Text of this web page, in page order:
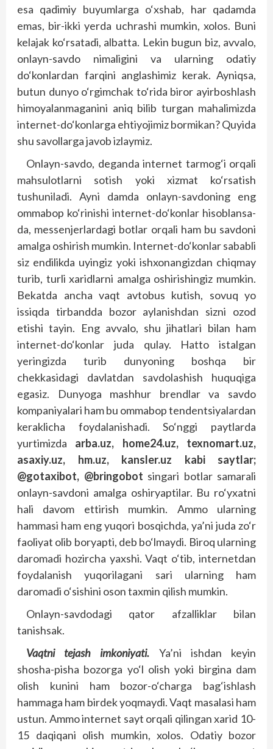
esa qadimiy buyumlarga o‘xshab, har qadamda
emas, bir-ikki yerda uchrashi mumkin, xolos. Buni
kelajak ko‘rsatadi, albatta. Lekin bugun biz, avvalo,
onlayn-savdo nimaligini va ularning odatiy
do‘konlardan farqini anglashimiz kerak. Ayniqsa,
butun dunyo o‘rgimchak to‘rida biror ayirboshlash
himoyalanmaganini aniq bilib turgan mahalimizda
internet-do‘konlarga ehtiyojimiz bormikan? Quyida
shu savollarga javob izlaymiz.
Onlayn-savdo, deganda internet tarmog‘i orqali
mahsulotlarni sotish yoki xizmat ko‘rsatish
tushuniladi. Ayni damda onlayn-savdoning eng
ommabop ko‘rinishi internet-do‘konlar hisoblansa-
da, messenjerlardagi botlar orqali ham bu savdoni
amalga oshirish mumkin. Internet-do‘konlar sababli
siz endilikda uyingiz yoki ishxonangizdan chiqmay
turib, turli xaridlarni amalga oshirishingiz mumkin.
Bekatda ancha vaqt avtobus kutish, sovuq yo
issiqda tirbandda bozor aylanishdan sizni ozod
etishi tayin. Eng avvalo, shu jihatlari bilan ham
internet-do‘konlar juda qulay. Hatto istalgan
yeringizda turib dunyoning boshqa bir
chekkasidagi davlatdan savdolashish huquqiga
egasiz. Dunyoga mashhur brendlar va savdo
kompaniyalari ham bu ommabop tendentsiyalardan
keraklicha foydalanishadi. So‘nggi paytlarda
yurtimizda arba.uz, home24.uz, texnomart.uz,
asaxiy.uz, hm.uz, kansler.uz kabi saytlar;
@gotaxibot, @bringobot singari botlar samarali
onlayn-savdoni amalga oshiryaptilar. Bu ro‘yxatni
hali davom ettirish mumkin. Ammo ularning
hammasi ham eng yuqori bosqichda, ya’ni juda zo‘r
faoliyat olib boryapti, deb bo‘lmaydi. Biroq ularning
daromadi hozircha yaxshi. Vaqt o‘tib, internetdan
foydalanish yuqorilagani sari ularning ham
daromadi o‘sishini oson taxmin qilish mumkin.
Onlayn-savdodagi qator afzalliklar bilan
tanishsak.
Vaqtni tejash imkoniyati. Ya’ni ishdan keyin
shosha-pisha bozorga yo‘l olish yoki birgina dam
olish kunini ham bozor-o‘charga bag‘ishlash
hammaga ham birdek yoqmaydi. Vaqt masalasi ham
ustun. Ammo internet sayt orqali qilingan xarid 10-
15 daqiqani olish mumkin, xolos. Odatiy bozor